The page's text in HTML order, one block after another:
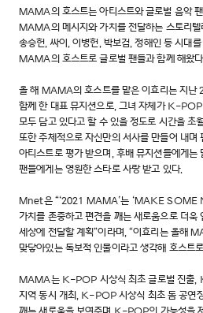
MAMA의 호스트는 아티스트와 글로벌 음악
MAMA의 메시지와 가치를 전달하는 스토리
송승헌, 싸이, 이병헌, 박보검, 정해인 등 시대
MAMA의 호스트로 글로벌 팬들과 함께 해왔
올 해 MAMA의 호스트를 맡은 이효리는 지
함께 한 대표 뮤지션으로, 그녀 자체가 K-
모두 담고 있다고 할 수 있을 정도로 시간을 초
또한 주체적으로 자신만의 서사를 만들어 내며
아티스트로 평가 받으며, 후배 뮤지션들에게는
팬들에게는 영원한 스타로 사랑 받고 있다.
Mnet은 “‘2021 MAMA’는 ‘MAKE SOME
가치를 존중하고 편견을 깨는 새로움으로 더욱
세상에 전달할 계획”이라며, “이효리는 올해
맞닿아있는 독보적 인물이라고 생각해 호스트
MAMA는 K-POP 시상식 최초 글로벌 진출,
지역 동시 개최, K-POP 시상식 최초 돔 공연